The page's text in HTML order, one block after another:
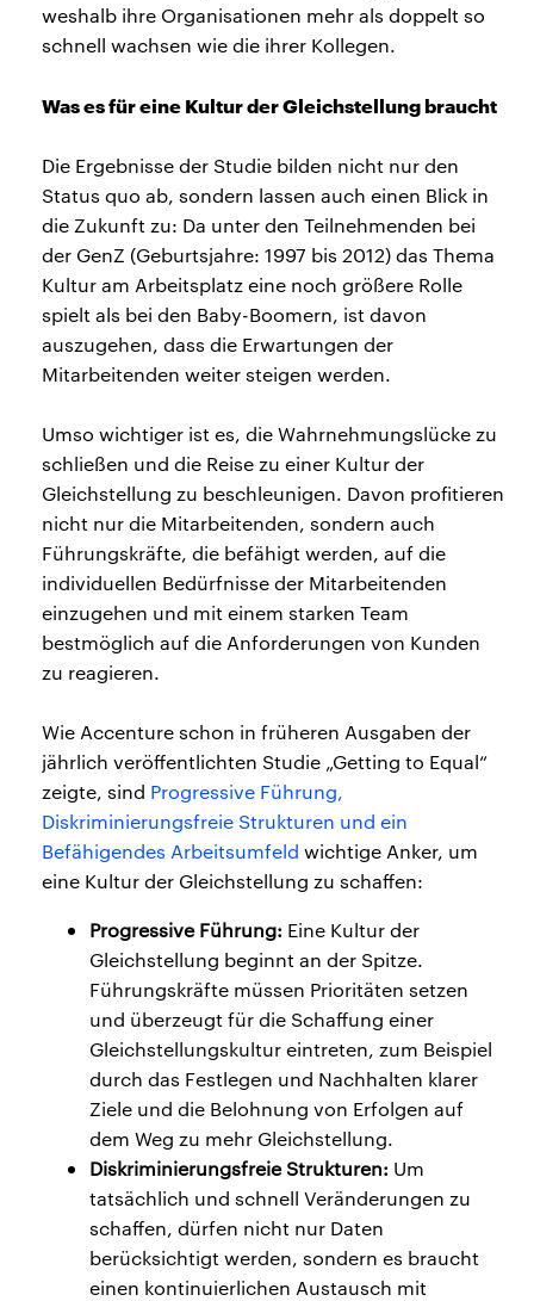
weshalb ihre Organisationen mehr als doppelt so
schnell wachsen wie die ihrer Kollegen.
Was es für eine Kultur der Gleichstellung braucht
Die Ergebnisse der Studie bilden nicht nur den
Status quo ab, sondern lassen auch einen Blick in
die Zukunft zu: Da unter den Teilnehmenden bei
der GenZ (Geburtsjahre: 1997 bis 2012) das Thema
Kultur am Arbeitsplatz eine noch größere Rolle
spielt als bei den Baby-Boomern, ist davon
auszugehen, dass die Erwartungen der
Mitarbeitenden weiter steigen werden.
Umso wichtiger ist es, die Wahrnehmungslücke zu
schließen und die Reise zu einer Kultur der
Gleichstellung zu beschleunigen. Davon profitieren
nicht nur die Mitarbeitenden, sondern auch
Führungskräfte, die befähigt werden, auf die
individuellen Bedürfnisse der Mitarbeitenden
einzugehen und mit einem starken Team
bestmöglich auf die Anforderungen von Kunden
zu reagieren.
Wie Accenture schon in früheren Ausgaben der
jährlich veröffentlichten Studie „Getting to Equal“
zeigte, sind Progressive Führung,
Diskriminierungsfreie Strukturen und ein
Befähigendes Arbeitsumfeld wichtige Anker, um
eine Kultur der Gleichstellung zu schaffen:
Progressive Führung: Eine Kultur der
Gleichstellung beginnt an der Spitze.
Führungskräfte müssen Prioritäten setzen
und überzeugt für die Schaffung einer
Gleichstellungskultur eintreten, zum Beispiel
durch das Festlegen und Nachhalten klarer
Ziele und die Belohnung von Erfolgen auf
dem Weg zu mehr Gleichstellung.
Diskriminierungsfreie Strukturen: Um
tatsächlich und schnell Veränderungen zu
schaffen, dürfen nicht nur Daten
berücksichtigt werden, sondern es braucht
einen kontinuierlichen Austausch mit